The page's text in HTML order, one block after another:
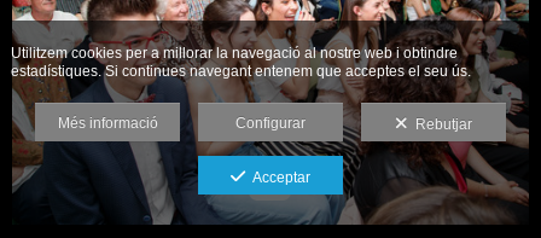
Utilitzem cookies per a millorar la navegació al nostre web i obtindre
estadístiques. Si continues navegant entenem que acceptes el seu ús.
Més informació Configurar Rebutjar
Acceptar